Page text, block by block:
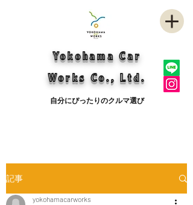
Yokohama Car
Works Co., Ltd.
自分にぴったりのクルマ選び
記事
yokohamacarworks